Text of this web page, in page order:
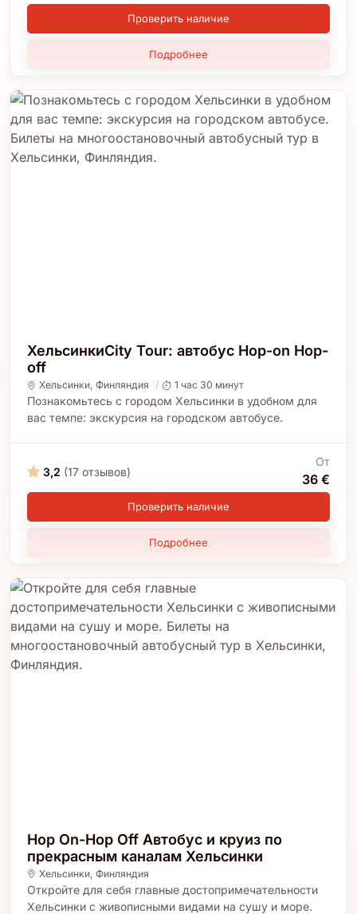
Проверить наличие
Подробнее
ХельсинкиCity Tour: автобус Hop-on Hop-
off
Хельсинки, Финляндия 1 час 30 минут
Познакомьтесь с городом Хельсинки в удобном для
вас темпе: экскурсия на городском автобусе.
3,2 (17 отзывов)
От
36 €
Проверить наличие
Подробнее
Hop On-Hop Off Автобус и круиз по
прекрасным каналам Хельсинки
Хельсинки, Финляндия
Откройте для себя главные достопримечательности
Хельсинки с живописными видами на сушу и море.